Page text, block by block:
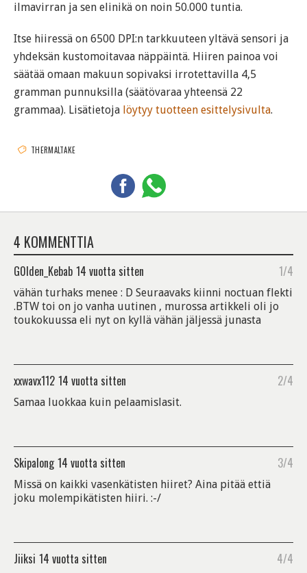
ilmavirran ja sen elinikä on noin 50.000 tuntia.
Itse hiiressä on 6500 DPI:n tarkkuuteen yltävä sensori ja
yhdeksän kustomoitavaa näppäintä. Hiiren painoa voi
säätää omaan makuun sopivaksi irrotettavilla 4,5
gramman punnuksilla (säätövaraa yhteensä 22
grammaa). Lisätietoja löytyy tuotteen esittelysivulta.
THERMALTAKE
4 KOMMENTTIA
G0lden_Kebab 14 vuotta sitten 1/4
vähän turhaks menee : D Seuraavaks kiinni noctuan flekti
.BTW toi on jo vanha uutinen , murossa artikkeli oli jo
toukokuussa eli nyt on kyllä vähän jäljessä junasta
xxwavx112 14 vuotta sitten 2/4
Samaa luokkaa kuin pelaamislasit.
Skipalong 14 vuotta sitten 3/4
Missä on kaikki vasenkätisten hiiret? Aina pitää ettiä
joku molempikätisten hiiri. :-/
Jiiksi 14 vuotta sitten 4/4